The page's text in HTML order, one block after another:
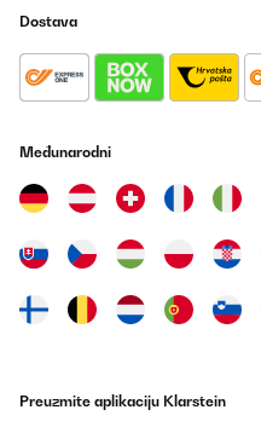
Dostava
Međunarodni
Preuzmite aplikaciju Klarstein